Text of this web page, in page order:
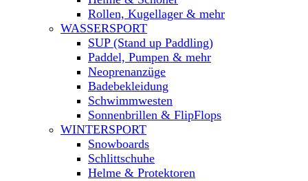
Rollen, Kugellager & mehr
WASSERSPORT
SUP (Stand up Paddling)
Paddel, Pumpen & mehr
Neoprenanzüge
Badebekleidung
Schwimmwesten
Sonnenbrillen & FlipFlops
WINTERSPORT
Snowboards
Schlittschuhe
Helme & Protektoren